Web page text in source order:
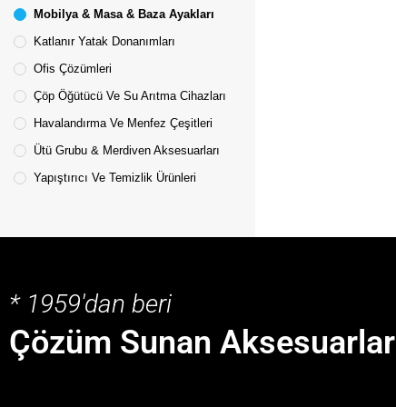
Mobilya & Masa & Baza Ayakları
Katlanır Yatak Donanımları
Ofis Çözümleri
Çöp Öğütücü Ve Su Arıtma Cihazları
Havalandırma Ve Menfez Çeşitleri
Ütü Grubu & Merdiven Aksesuarları
Yapıştırıcı Ve Temizlik Ürünleri
* 1959'dan beri
Çözüm Sunan Aksesuarlar